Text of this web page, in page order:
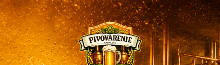
Skip
to
content
Skip
to
left
sidebar
Skip
to
right
sidebar
Skip
to
footer